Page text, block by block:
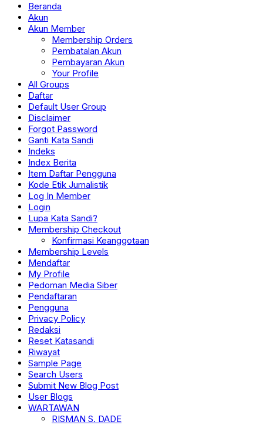
Beranda
Akun
Akun Member
Membership Orders
Pembatalan Akun
Pembayaran Akun
Your Profile
All Groups
Daftar
Default User Group
Disclaimer
Forgot Password
Ganti Kata Sandi
Indeks
Index Berita
Item Daftar Pengguna
Kode Etik Jurnalistik
Log In Member
Login
Lupa Kata Sandi?
Membership Checkout
Konfirmasi Keanggotaan
Membership Levels
Mendaftar
My Profile
Pedoman Media Siber
Pendaftaran
Pengguna
Privacy Policy
Redaksi
Reset Katasandi
Riwayat
Sample Page
Search Users
Submit New Blog Post
User Blogs
WARTAWAN
RISMAN S. DADE